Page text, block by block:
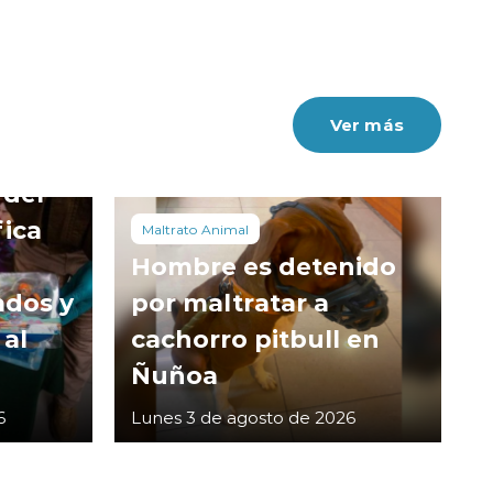
Ver más
y
Maltrato Animal
Hombre es detenido
por maltratar a
cachorro pitbull en
Ñuñoa
Lunes 3 de agosto de 2026